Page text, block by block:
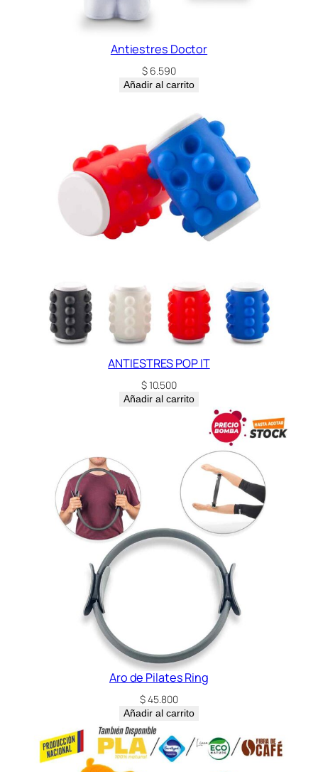
Antiestres Doctor
$ 6.590
Añadir al carrito
ANTIESTRES POP IT
$10.500
Añadir al carrito
Aro de Pilates Ring
$45.800
Añadir al carrito